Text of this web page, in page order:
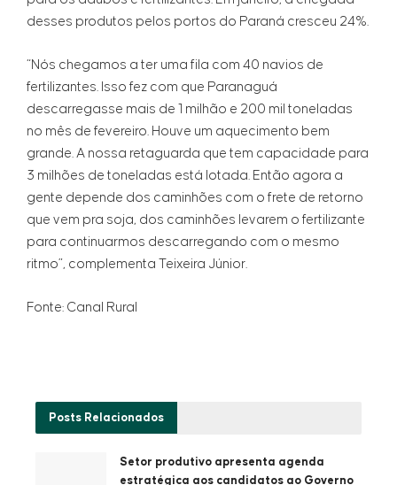
desses produtos pelos portos do Paraná cresceu 24%.
“Nós chegamos a ter uma fila com 40 navios de
fertilizantes. Isso fez com que Paranaguá
descarregasse mais de 1 milhão e 200 mil toneladas
no mês de fevereiro. Houve um aquecimento bem
grande. A nossa retaguarda que tem capacidade para
3 milhões de toneladas está lotada. Então agora a
gente depende dos caminhões com o frete de retorno
que vem pra soja, dos caminhões levarem o fertilizante
para continuarmos descarregando com o mesmo
ritmo”, complementa Teixeira Júnior.
Fonte: Canal Rural
Posts Relacionados
Setor produtivo apresenta agenda
estratégica aos candidatos ao Governo